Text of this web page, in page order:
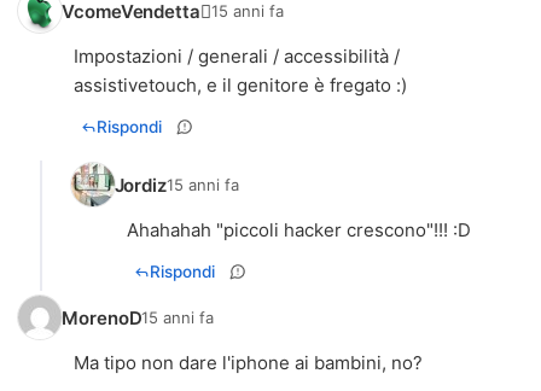
VcomeVendetta15 anni fa
Impostazioni / generali / accessibilità /
Rispondi
Jordiz15 anni fa
Ahahahah "piccoli hacker crescono"!!! :D
Rispondi
MorenoD15 anni fa
Ma tipo non dare l'iphone ai bambini, no?